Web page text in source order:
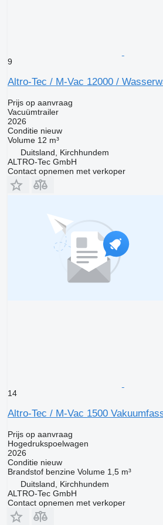
9
Altro-Tec / M-Vac 12000 /
Prijs op aanvraag
Vacuümtrailer
2026
Conditienieuw
Volume 12 m³
Duitsland, Kirchhundem
ALTRO-Tec GmbH
Contact opnemen met verkoper
14
Altro-Tec / M-Vac 1500
Prijs op aanvraag
Hogedrukspoelwagen
2026
Conditienieuw
Brandstof benzine Volume 1,5 m³
Duitsland, Kirchhundem
ALTRO-Tec GmbH
Contact opnemen met verkoper